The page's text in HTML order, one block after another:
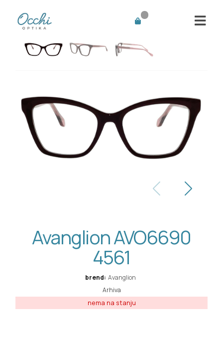
Avanglion AVO6690
4561
brend: Avanglion
Arhiva